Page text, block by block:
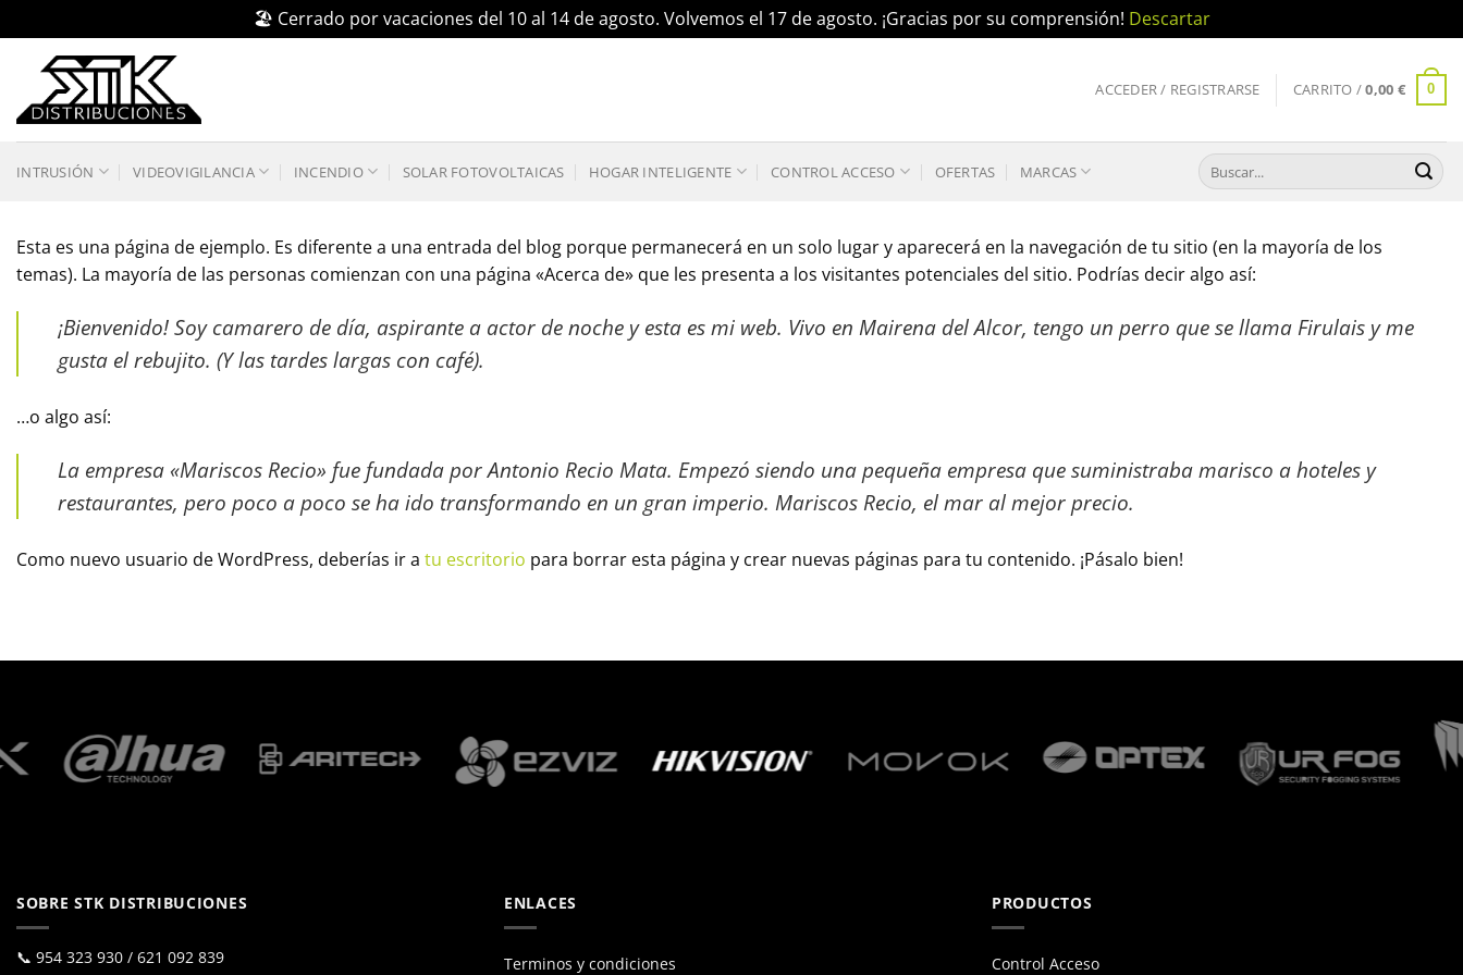
🏖️ Cerrado por vacaciones del 10 al 14 de agosto. Volvemos el 17 de agosto. ¡Gracias por su comprensión! Descartar
contenido
ACCEDER / REGISTRARSE CARRITO /0,00 € 0
INTRUSIÓN VIDEOVIGILANCIA INCENDIO SOLAR FOTOVOLTAICAS HOGAR INTELIGENTE CONTROL ACCESO OFERTAS MARCAS
Buscar
por:
Esta es una página de ejemplo. Es diferente a una entrada del blog porque permanecerá en un solo lugar y aparecerá en la navegación de tu sitio (en la mayoría de los
temas). La mayoría de las personas comienzan con una página «Acerca de» que les presenta a los visitantes potenciales del sitio. Podrías decir algo así:
¡Bienvenido! Soy camarero de día, aspirante a actor de noche y esta es mi web. Vivo en Mairena del Alcor, tengo un perro que se llama Firulais y me
gusta el rebujito. (Y las tardes largas con café).
…o algo así:
La empresa «Mariscos Recio» fue fundada por Antonio Recio Mata. Empezó siendo una pequeña empresa que suministraba marisco a hoteles y
restaurantes, pero poco a poco se ha ido transformando en un gran imperio. Mariscos Recio, el mar al mejor precio.
Como nuevo usuario de WordPress, deberías ir a tu escritorio para borrar esta página y crear nuevas páginas para tu contenido. ¡Pásalo bien!
SOBRE STK DISTRIBUCIONES
📞 954 323 930 / 621 092 839
ENLACES
Terminos y condiciones
PRODUCTOS
Control Acceso